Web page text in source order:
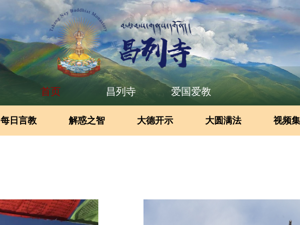
首页 昌列寺 爱国爱教
每日言教 解惑之智 大德开示 大圆满法 视频